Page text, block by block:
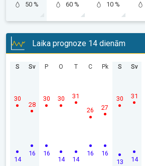
50 %
60 %
10 %
Laika prognoze 14 dienām
S
14
30
Sv
16
28
P
16
30
O
14
30
T
14
31
C
16
26
Pk
16
27
S
13
30
Sv
14
31